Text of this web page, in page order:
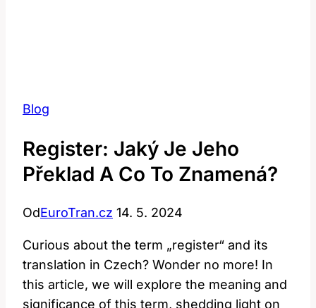
Blog
Register: Jaký Je Jeho
Překlad A Co To Znamená?
OdEuroTran.cz 14. 5. 2024
Curious about the term „register“ and its
translation in Czech? Wonder no more! In
this article, we will explore the meaning and
significance of this term, shedding light on